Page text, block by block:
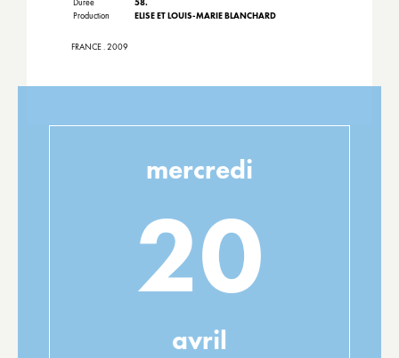
mercredi
20
avril
Production
ELISE ET LOUIS-MARIE BLANCHARD
FRANCE . 2009